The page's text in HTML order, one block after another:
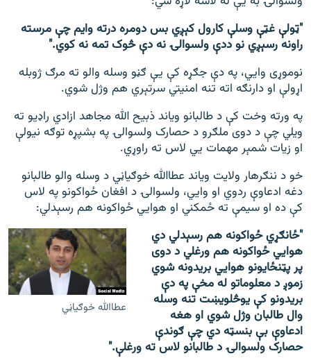
"ټولې غټې وسلې کارول کېږي بس دومره درته وایم چې مرسته
راونه رسېږي نو ددې ولسوالۍ نه دې څوک تمه نه کوي."
نوموړی وايي، په دې جګړه کې يې ګڼو وسله والو ته مرګ ژوبله
اړولې او دارنګه اته تنه امنيتي سرتېري هم وژل شوي.
په ورته وخت کې د طالبانو ویاند ذبیح الله مجاهد ازادي راډيو ته
ويلي چې د دوی ملګرو د حصارک ولسوالۍ په بشپړه توګه نيولې
او زیات شمېر مهمات يي لاس ته راوړي.
خو د ننګرهار ولایت ویاند عطاالله خوګياڼي د وسله والو طالبانو
دغه ادعاوې ردوي او وايي، ولسوالۍ د افغان ځواکونو په لاس
کې ده او سيمې ته ځمکني او هوايي ځواکونه هم رسېدلي:
عطاالله خوګیاڼي
"ځانګړي ځواکونه هم رسېدلي دي
هوايي ځواکونه هم ورغلي د دوی
پر پټنځایونو هوايي بریدونه شوي
زموږ د معلوماتو له مخې په دې
بریدونو کې یوڅلویښت تنه وسله
وال طالبان وژل شوي او هغه
ادعاوې بې بنسټه دي چې ګوندې
حصارک ولسوالۍ د طالبانو لاس ته ورغلې."